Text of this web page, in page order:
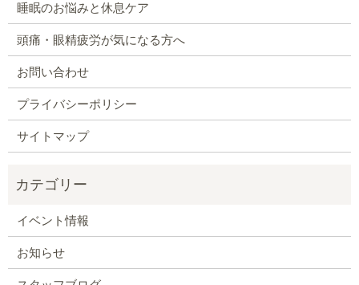
睡眠のお悩みと休息ケア
頭痛・眼精疲労が気になる方へ
お問い合わせ
プライバシーポリシー
サイトマップ
イベント情報
お知らせ